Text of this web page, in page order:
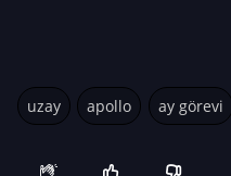
uzay apollo ay görevi